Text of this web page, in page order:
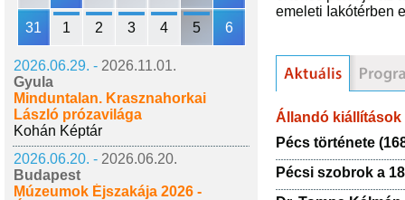
31 1 2 3 4 5 6
2026.06.29. - 2026.11.01.
Gyula
Minduntalan. Krasznahorkai
László prózavilága
Kohán Képtár
2026.06.20. - 2026.06.20.
Budapest
Múzeumok Éjszakája 2026 -
emeleti Iakótérben
Állandó kiállítások
Pécs története
Pécsi szobrok a